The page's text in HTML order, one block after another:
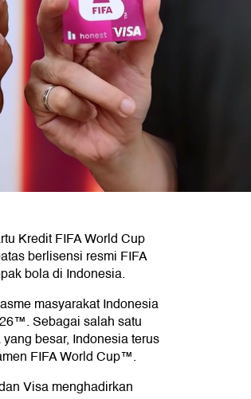
Kredit FIFA World Cup
berlisensi resmi FIFA
bola di Indonesia.
masyarakat Indonesia
Sebagai salah satu
besar, Indonesia terus
FIFA World Cup™.
Visa menghadirkan